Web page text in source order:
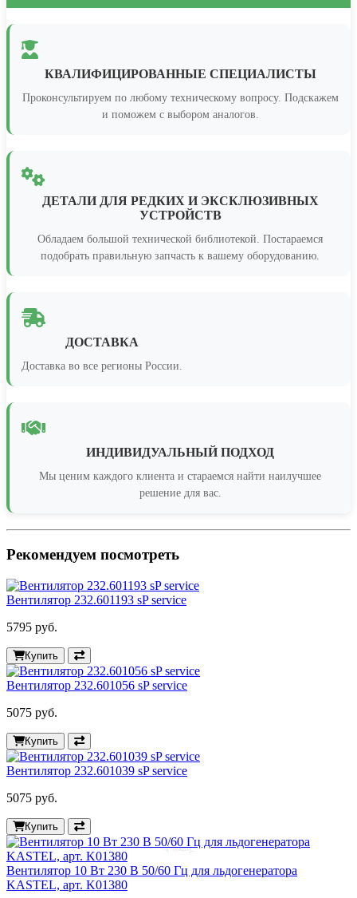
КВАЛИФИЦИРОВАННЫЕ СПЕЦИАЛИСТЫ
Проконсультируем по любому техническому вопросу. Подскажем
и поможем с выбором аналогов.
ДЕТАЛИ ДЛЯ РЕДКИХ И ЭКСКЛЮЗИВНЫХ
УСТРОЙСТВ
Обладаем большой технической библиотекой. Постараемся
подобрать правильную запчасть к вашему оборудованию.
ДОСТАВКА
Доставка во все регионы России.
ИНДИВИДУАЛЬНЫЙ ПОДХОД
Мы ценим каждого клиента и стараемся найти наилучшее
решение для вас.
Рекомендуем посмотреть
Вентилятор 232.601193 sP service
5795 руб.
Купить
Вентилятор 232.601056 sP service
5075 руб.
Купить
Вентилятор 232.601039 sP service
5075 руб.
Купить
Вентилятор 10 Вт 230 В 50/60 Гц для льдогенератора
KASTEL, арт. K01380